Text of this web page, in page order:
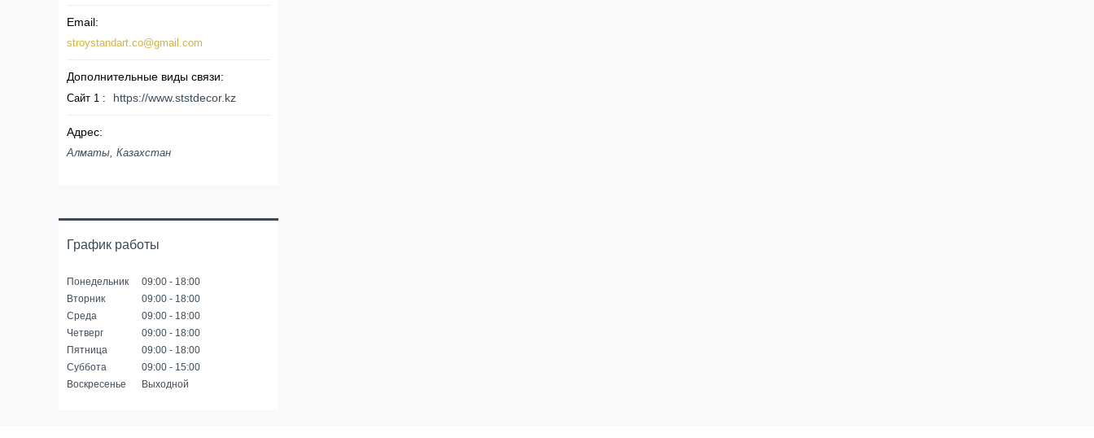
stroystandart.co@gmail.com
Сайт 1 https://www.ststdecor.kz
Алматы, Казахстан
График работы
Понедельник 09:00
18:00
Вторник
09:00
18:00
Среда
09:00
18:00
Четверг
09:00
18:00
Пятница
09:00
18:00
Суббота
09:00
15:00
Воскресенье
Выходной